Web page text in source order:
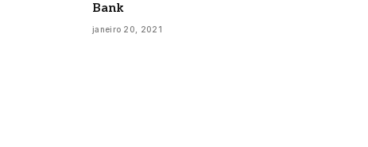
Bank
janeiro 20, 2021